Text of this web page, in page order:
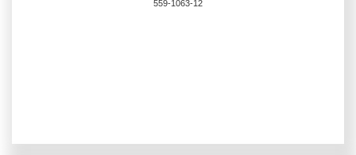
559-1063-12